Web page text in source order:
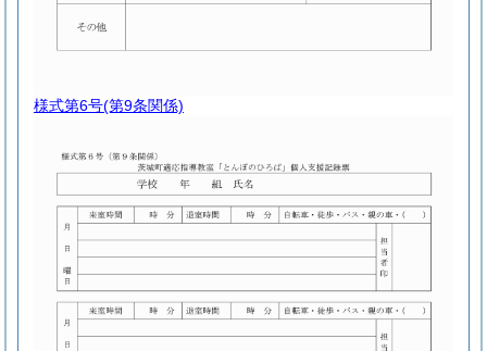
様式第6号(第9条関係)